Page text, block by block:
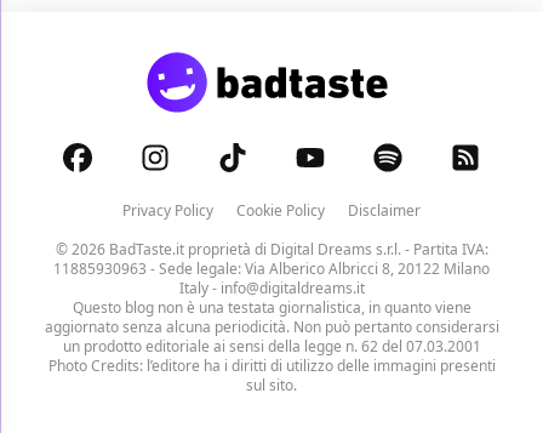
Privacy Policy Cookie Policy
Disclaimer
© 2026 BadTaste.it proprietà di Digital Dreams s.r.l.- Partita IVA:
11885930963 - Sede legale: Via Alberico Albricci 8, 20122 Milano
Italy - info@digitaldreams.it
Questo blog non è una testata giornalistica, in quanto viene
aggiornato senza alcuna periodicità. Non può pertanto considerarsi
un prodotto editoriale ai sensi della legge n. 62 del 07.03.2001
Photo Credits: l’editore ha i diritti di utilizzo delle immagini presenti
sul sito.